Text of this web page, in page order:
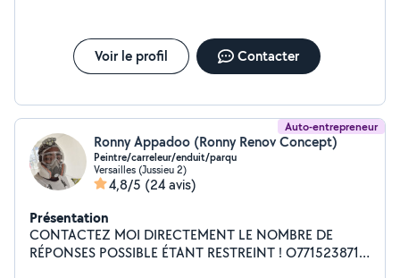
Voir le profil Contacter
Auto-entrepreneur
Ronny Appadoo (Ronny Renov Concept)
Peintre/carreleur/enduit/parqu
Versailles (Jussieu 2)
4,8/5 (24 avis)
Présentation
CONTACTEZ MOI DIRECTEMENT LE NOMBRE DE
RÉPONSES POSSIBLE ÉTANT RESTREINT ! O771523871